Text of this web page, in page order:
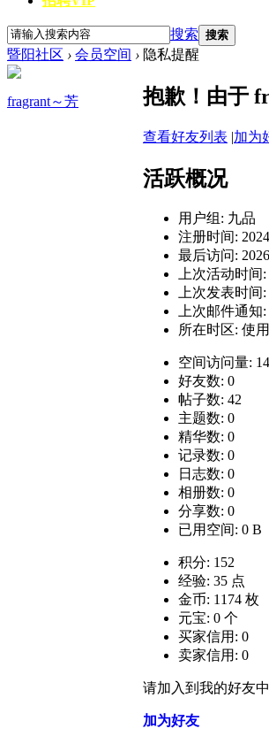
搜索 搜索
暨阳社区 › 会员空间 › 隐私提醒
fragrant～芳 抱歉！由于
查看好友列表 |加为
活跃概况
用户组: 九品
注册时间:
最后访问:
上次活动时间:
上次发表时间:
上次邮件通知:
所在时区: 使
空间访问量: 14
好友数: 0
帖子数: 42
主题数: 0
精华数: 0
记录数: 0
日志数: 0
相册数: 0
分享数: 0
已用空间: 0 B
积分: 152
经验: 35 点
金币: 1174 枚
元宝: 0 个
买家信用: 0
卖家信用: 0
请加入到我的好友
加为好友